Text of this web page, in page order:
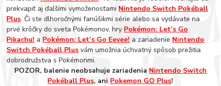
prekvapiť aj ďalšími vymoženosťami Nintendo Switch Pokéball
Plus. Či ste dlhoročnými fanúšikmi série alebo sa vydávate na
prvé krôčky do sveta Pokémonov, hry Pokémon: Let’s Go
Pikachu! a Pokémon: Let’s Go Eevee! a zariadenie Nintendo
Switch Pokéball Plus vám umožnia úchvatný spôsob prežitia
dobrodružstva s Pokémonmi.
POZOR, balenie neobsahuje zariadenia Nintendo Switch
Pokéball Plus, ani Pokemon GO Plus!